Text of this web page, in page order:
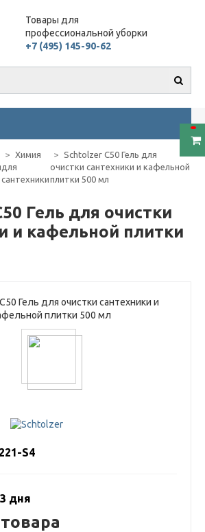
Товары для
профессиональной уборки
+7 (495) 145-90-62
Химия
для
сантехники
Schtolzer C50 Гель для
очистки сантехники и кафельной
плитки 500 мл
Гель для очистки
и кафельной плитки
S4
дня